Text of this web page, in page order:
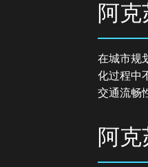
阿
在城市规
化过程中
交通流畅
阿